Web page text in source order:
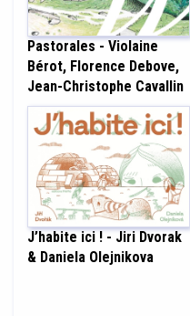
Pastorales - Violaine
Bérot, Florence Debove,
Jean-Christophe Cavallin
J’habite ici ! - Jiri Dvorak
& Daniela Olejnikova